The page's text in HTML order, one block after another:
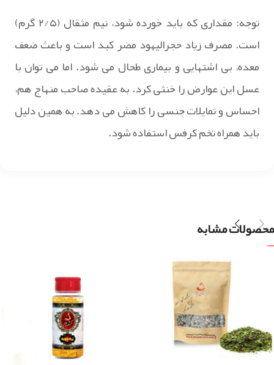
توجه: مقداری که باید خورده شود، نیم مثقال (۲/۵ گرم)
است. مصرف زیاد حجرالیهود مضر کبد است و باعث ضعف
معده، بی اشتهایی و بیماری طحال می شود. اما می توان با
عسل این عوارض را خنثی کرد. به عقیده صاحب منهاج هم،
احساس و تمایلات جنسی را کاهش می دهد. به همین دلیل
باید همراه تخم کرفس استفاده شود.
محصولات مشابه